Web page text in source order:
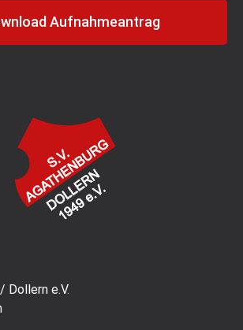
Aufnahmeantrag
Dollern e.V.